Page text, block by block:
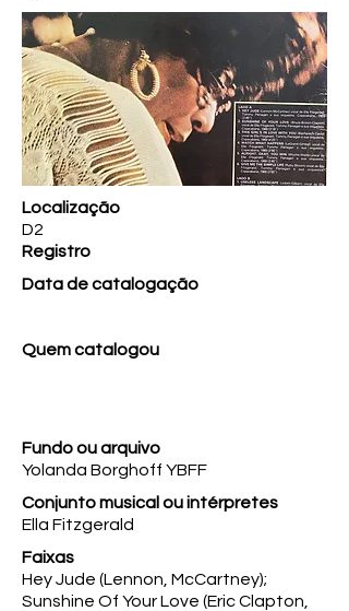
Localização
D2
Registro
Data de catalogação
Quem catalogou
Fundo ou arquivo
Yolanda Borghoff YBFF
Conjunto musical ou intérpretes
Ella Fitzgerald
Faixas
Hey Jude (Lennon, McCartney);
Sunshine Of Your Love (Eric Clapton,